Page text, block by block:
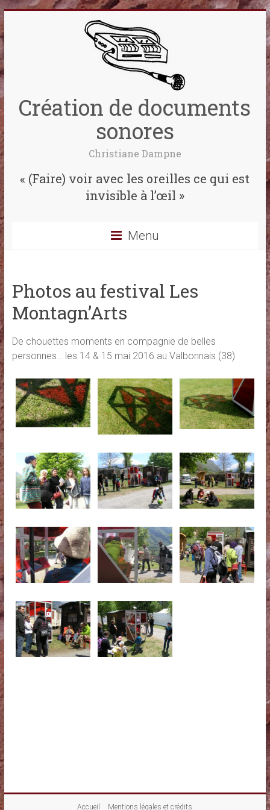
Création de documents
sonores
Christiane Dampne
« (Faire) voir avec les oreilles ce qui est
invisible à l’œil »
Menu
Photos au festival Les
Montagn’Arts
De chouettes moments en compagnie de belles
personnes… les 14 & 15 mai 2016 au Valbonnais (38)
Accueil Mentions légales et crédits